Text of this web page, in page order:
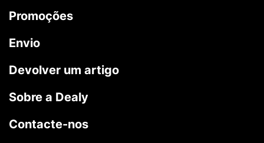
Promoções
Envio
Devolver um artigo
Sobre a Dealy
Contacte-nos